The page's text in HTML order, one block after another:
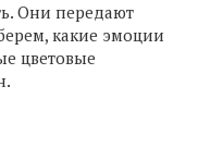
Они передают
какие эмоции
цветовые